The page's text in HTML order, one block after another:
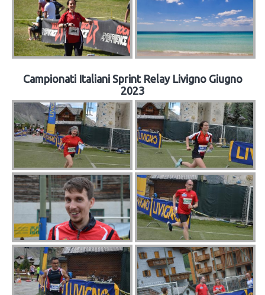
Campionati Italiani Sprint Relay Livigno Giugno
2023